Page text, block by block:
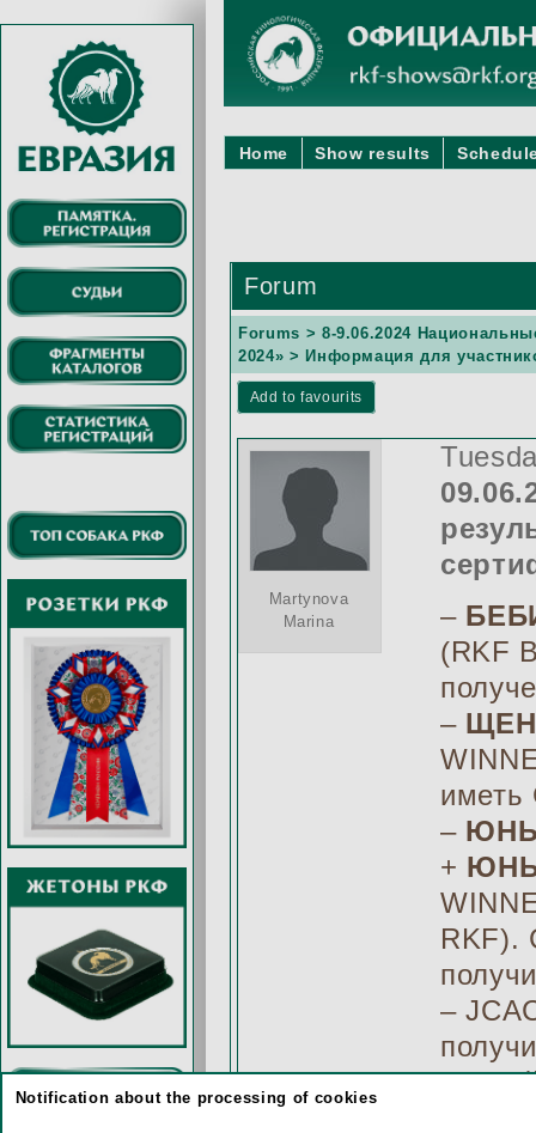
Home Show results
Forum
Forums > 8-9.06.2024
2024» > Информация для
Add to favourits
Martynova
Marina
–
(RKF
–
иметь
–
+
RKF).
–
«Юный
Notification about the processing of cookies